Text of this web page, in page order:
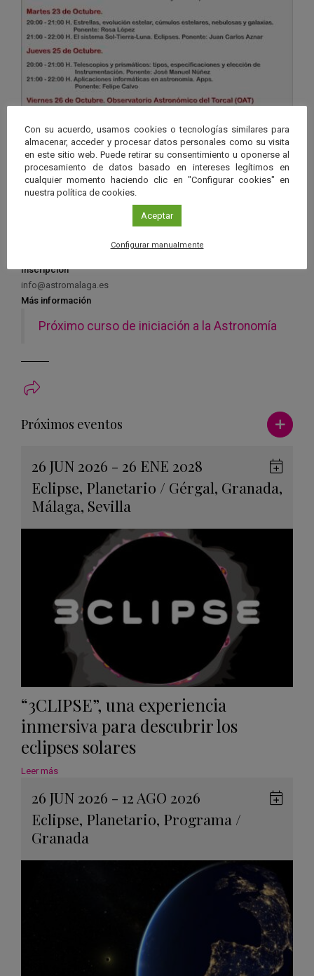
Organiza
Sociedad Malagueña de Astronomía (SMA), Red Andaluza de
Sede de la Sociedad Malagueña de Astronomía: Centro Cultural
Inscripción
info@astromalaga.es
Más información
Próximo curso de iniciación a la Astronomía
Próximos eventos Ver más
26 JUN 2026 - 26 ENE 2028
Eclipse, Planetario / Gérgal, Granada,
Málaga, Sevilla
en
“3CLIPSE”, una experiencia
inmersiva para descubrir los
eclipses solares
Leer más
26 JUN 2026 - 12 AGO 2026
Eclipse, Planetario, Programa /
Granada
Con su acuerdo, usamos cookies o tecnologías similares para
almacenar, acceder y procesar datos personales como su visita
en este sitio web. Puede retirar su consentimiento u oponerse al
procesamiento de datos basado en intereses legítimos en
cualquier momento haciendo clic en "Configurar cookies" en
nuestra política de cookies.
Aceptar
Configurar manualmente